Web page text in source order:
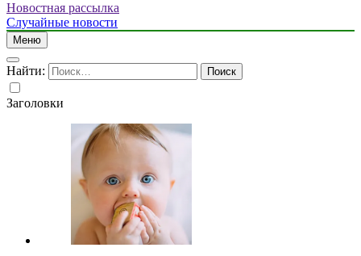
Новостная рассылка
Случайные новости
Меню
Найти:
Заголовки